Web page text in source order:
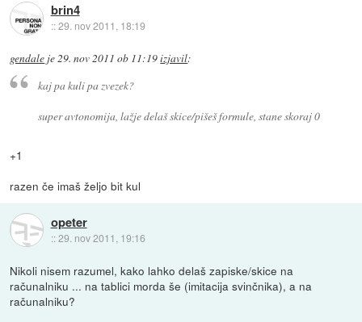
brin4
::29. nov 2011, 18:19
gendale je29. nov 2011 ob 11:19izjavil:
kaj pa kuli pa zvezek?
super avtonomija, lažje delaš skice/pišeš formule, stane skoraj 0
+1
razen če imaš željo bit kul
opeter
::29. nov 2011, 19:16
Nikoli nisem razumel, kako lahko delaš zapiske/skice na
računalniku ... na tablici morda še (imitacija svinčnika), a na
računalniku?